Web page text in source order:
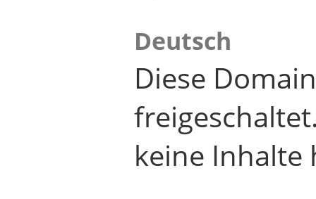
Deutsch
Diese
keine Inhalte